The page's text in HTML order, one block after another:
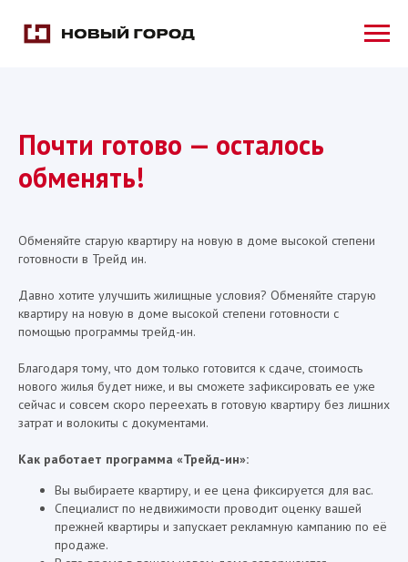
Почти готово — осталось
обменять!
Обменяйте старую квартиру на новую в доме высокой степени
готовности в Трейд ин.
Давно хотите улучшить жилищные условия? Обменяйте старую
квартиру на новую в доме высокой степени готовности с
помощью программы трейд-ин.
Благодаря тому, что дом только готовится к сдаче, стоимость
нового жилья будет ниже, и вы сможете зафиксировать ее уже
сейчас и совсем скоро переехать в готовую квартиру без лишних
затрат и волокиты с документами.
Как работает программа «Трейд-ин»:
Вы выбираете квартиру, и ее цена фиксируется для вас.
Специалист по недвижимости проводит оценку вашей
прежней квартиры и запускает рекламную кампанию по её
продаже.